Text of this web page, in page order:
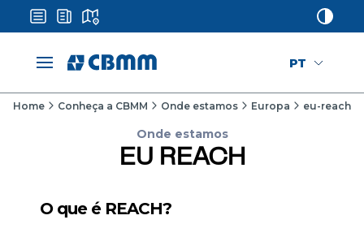
PT
Home Conheça a CBMM Onde estamos Europa eu-reach
Onde estamos
EU REACH
O que é REACH?